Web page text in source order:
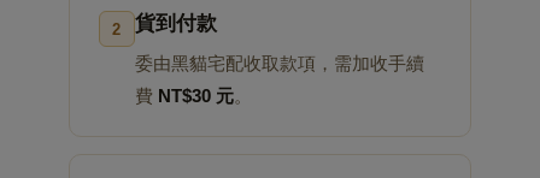
2 貨到付款
委由黑貓宅配收取款項，需加收手續
費 NT$30 元。